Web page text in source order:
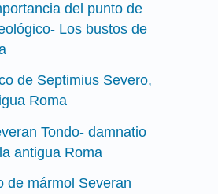
del punto de
Los bustos de
de Septimius Severo,
Roma
Tondo- damnatio
antigua Roma
de mármol Severan